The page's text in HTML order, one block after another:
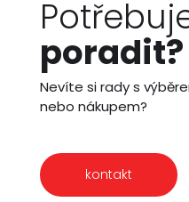
poradit?
Nevíte si rady s
nebo nákupem?
kontakt